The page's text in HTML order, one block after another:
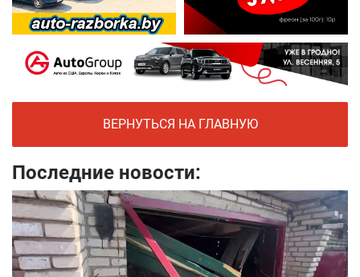
ВЕРНУТЬСЯ НА ГЛАВНУЮ
Последние новости: